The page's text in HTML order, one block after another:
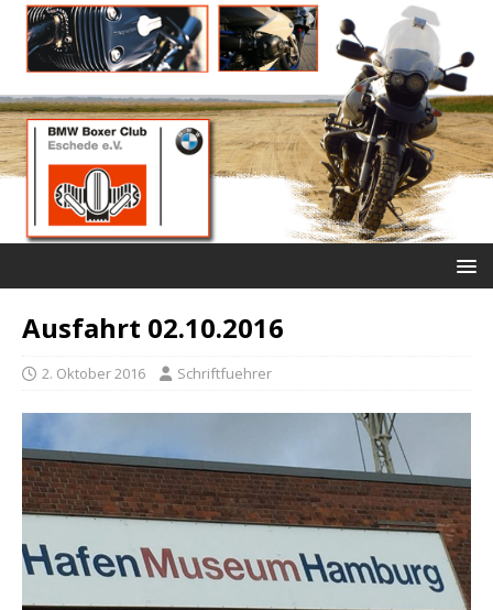
Ausfahrt 02.10.2016
2. Oktober 2016 Schriftfuehrer